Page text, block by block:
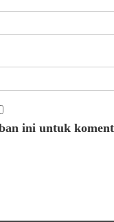
ini untuk